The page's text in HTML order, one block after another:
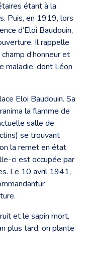
étant à la
Puis, en 1919, lors
d’Eloi Baudouin,
Il rappelle
d’honneur et
maladie, dont Léon
Eloi Baudouin. Sa
la flamme de
salle de
se trouvant
la remet en état
ci est occupée par
Le 10 avril 1941,
et le sapin mort,
plus tard, on plante